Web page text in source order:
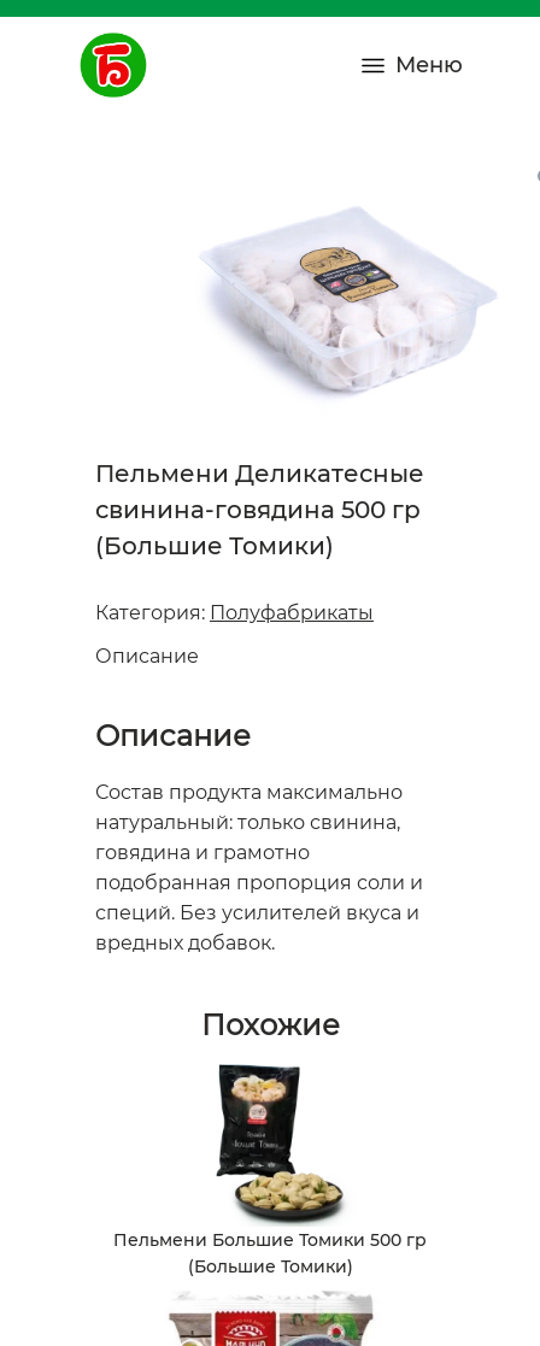
Меню
Пельмени Деликатесные
свинина-говядина 500 гр
(Большие Томики)
Категория: Полуфабрикаты
Описание
Описание
Состав продукта максимально
натуральный: только свинина,
говядина и грамотно
подобранная пропорция соли и
специй. Без усилителей вкуса и
вредных добавок.
Похожие
Пельмени Большие Томики 500 гр
(Большие Томики)